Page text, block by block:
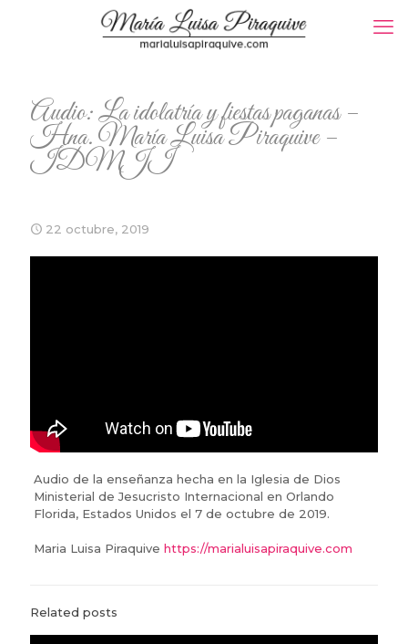
Audio: La idolatría y fiestas paganas –
Hna. María Luisa Piraquive –
IDMJI
22 octubre, 2019
Audio de la enseñanza hecha en la Iglesia de Dios
Ministerial de Jesucristo Internacional en Orlando
Florida, Estados Unidos el 7 de octubre de 2019.
Maria Luisa Piraquive https://marialuisapiraquive.com
Related posts